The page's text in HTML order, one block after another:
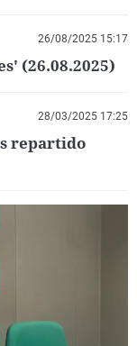
26/08/2025 15:17
(26.08.2025)
28/03/2025 17:25
repartido